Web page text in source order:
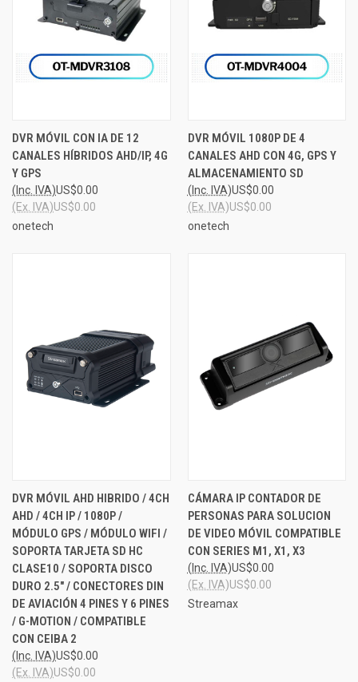
DVR MÓVIL CON IA DE 12
CANALES HÍBRIDOS AHD/IP, 4G
Y GPS
US$0.00
(Inc. IVA)
US$0.00
(Ex. IVA)
onetech
DVR MÓVIL 1080P DE 4
CANALES AHD CON 4G, GPS Y
ALMACENAMIENTO SD
US$0.00
(Inc. IVA)
US$0.00
(Ex. IVA)
onetech
DVR MÓVIL AHD HIBRIDO / 4CH
AHD / 4CH IP / 1080P /
MÓDULO GPS / MÓDULO WIFI /
SOPORTA TARJETA SD HC
CLASE10 / SOPORTA DISCO
DURO 2.5" / CONECTORES DIN
DE AVIACIÓN 4 PINES Y 6 PINES
/ G-MOTION / COMPATIBLE
CON CEIBA 2
US$0.00
(Inc. IVA)
US$0.00
(Ex. IVA)
CÁMARA IP CONTADOR DE
PERSONAS PARA SOLUCION
DE VIDEO MÓVIL COMPATIBLE
CON SERIES M1, X1, X3
US$0.00
(Inc. IVA)
US$0.00
(Ex. IVA)
Streamax